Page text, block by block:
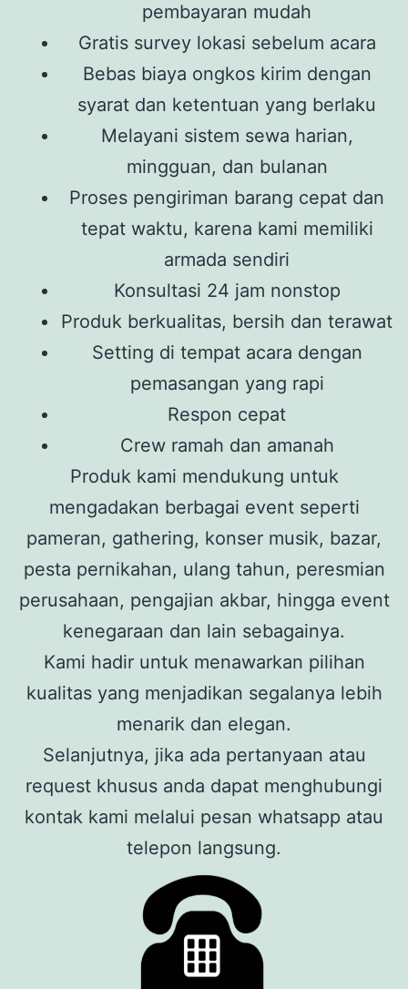
pembayaran mudah
Gratis survey lokasi sebelum acara
Bebas biaya ongkos kirim dengan
syarat dan ketentuan yang berlaku
Melayani sistem sewa harian,
mingguan, dan bulanan
Proses pengiriman barang cepat dan
tepat waktu, karena kami memiliki
armada sendiri
Konsultasi 24 jam nonstop
Produk berkualitas, bersih dan terawat
Setting di tempat acara dengan
pemasangan yang rapi
Respon cepat
Crew ramah dan amanah
Produk kami mendukung untuk
mengadakan berbagai event seperti
pameran, gathering, konser musik, bazar,
pesta pernikahan, ulang tahun, peresmian
perusahaan, pengajian akbar, hingga event
kenegaraan dan lain sebagainya.
Kami hadir untuk menawarkan pilihan
kualitas yang menjadikan segalanya lebih
menarik dan elegan.
Selanjutnya, jika ada pertanyaan atau
request khusus anda dapat menghubungi
kontak kami melalui pesan whatsapp atau
telepon langsung.